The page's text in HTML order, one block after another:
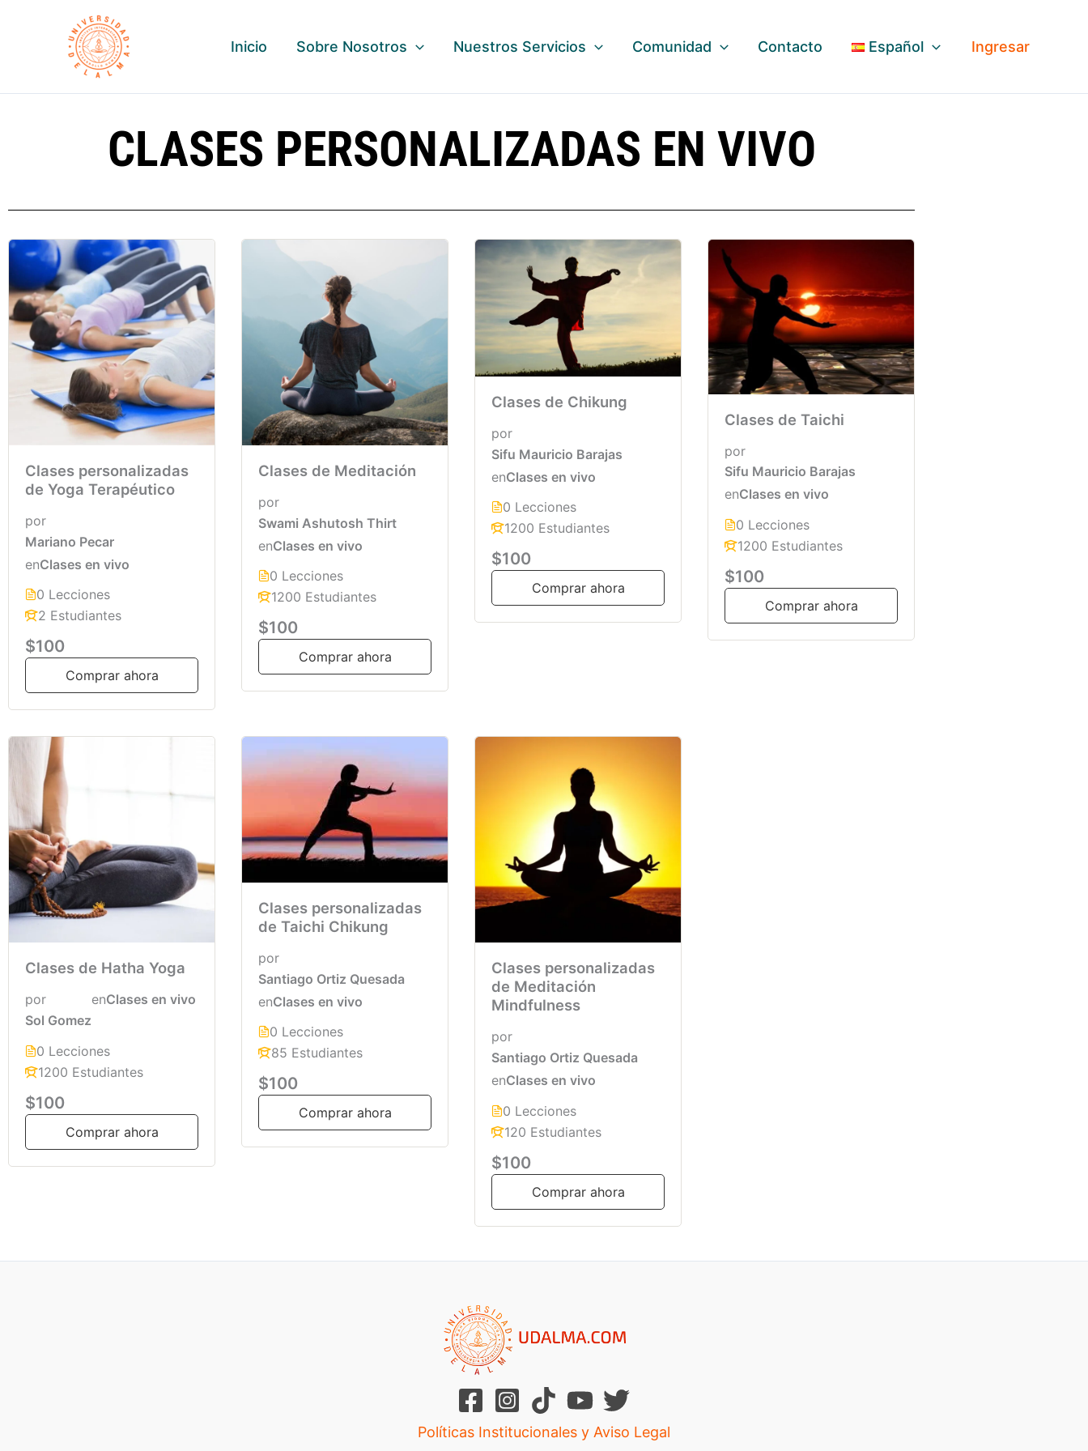
Inicio Sobre Nosotros Nuestros Servicios Comunidad Contacto Español Ingresar
CLASES PERSONALIZADAS EN VIVO
Clases personalizadas
de Yoga Terapéutico
por
Mariano Pecar
enClases en vivo
0 Lecciones
2 Estudiantes
$100
Comprar ahora
Clases de Meditación
por
Swami Ashutosh Thirt
enClases en vivo
0 Lecciones
1200 Estudiantes
$100
Comprar ahora
Clases de Chikung
por
Sifu Mauricio Barajas
enClases en vivo
0 Lecciones
1200 Estudiantes
$100
Comprar ahora
Clases de Taichi
por
Sifu Mauricio Barajas
enClases en vivo
0 Lecciones
1200 Estudiantes
$100
Comprar ahora
Clases de Hatha Yoga
por
Sol Gomez
enClases en vivo
0 Lecciones
1200 Estudiantes
$100
Comprar ahora
Clases personalizadas
de Taichi Chikung
por
Santiago Ortiz Quesada
enClases en vivo
0 Lecciones
85 Estudiantes
$100
Comprar ahora
Clases personalizadas
de Meditación
Mindfulness
por
Santiago Ortiz Quesada
enClases en vivo
0 Lecciones
120 Estudiantes
$100
Comprar ahora
Políticas Institucionales y Aviso Legal